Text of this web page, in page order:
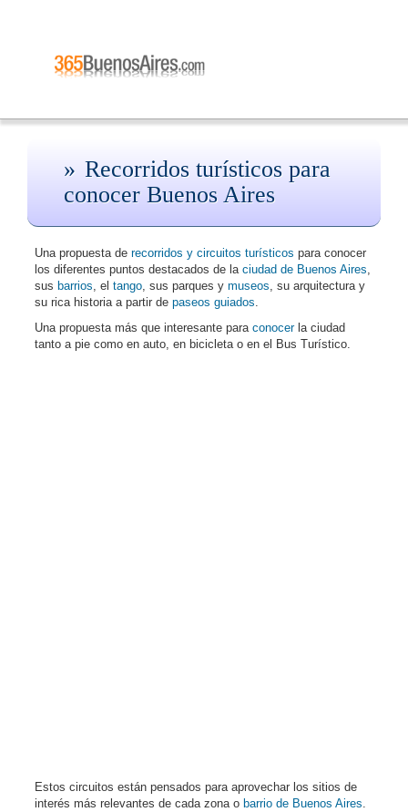
Recorridos turísticos para
conocer Buenos Aires
Una propuesta de recorridos y circuitos turísticos para conocer
los diferentes puntos destacados de la ciudad de Buenos Aires,
sus barrios, el tango, sus parques y museos, su arquitectura y
su rica historia a partir de paseos guiados.
Una propuesta más que interesante para conocerla ciudad
tanto a pie como en auto, en bicicleta o en el Bus Turístico.
Estos circuitos están pensados para aprovechar los sitios de
interés más relevantes de cada zona o barrio de Buenos Aires.